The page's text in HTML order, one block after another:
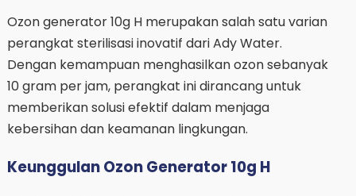
Ozon generator 10g H merupakan salah satu varian
perangkat sterilisasi inovatif dari Ady Water.
Dengan kemampuan menghasilkan ozon sebanyak
10 gram per jam, perangkat ini dirancang untuk
memberikan solusi efektif dalam menjaga
kebersihan dan keamanan lingkungan.
Keunggulan Ozon Generator 10g H